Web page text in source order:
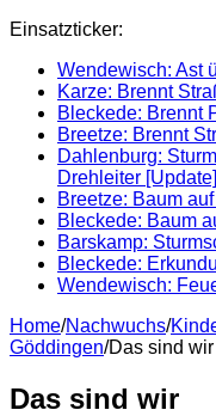
Einsatzticker:
Wendewisch: Ast
Karze: Brennt
Bleckede: Brennt
Breetze: Brennt
Dahlenburg:
Drehleiter [Update]
Breetze: Baum
Bleckede: Baum
Barskamp:
Bleckede:
Wendewisch:
Home/Nachwuchs/
Göddingen/Das sind wir
Das sind wir